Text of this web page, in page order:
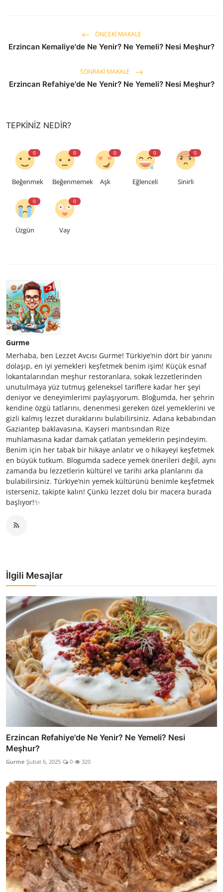
ÖNCEKI MAKALE
Erzincan Kemaliye'de Ne Yenir? Ne Yemeli? Nesi Meşhur?
SONRAKI MAKALE
Erzincan Refahiye'de Ne Yenir? Ne Yemeli? Nesi Meşhur?
TEPKINIZ NEDIR?
0
Beğenmek
0
Beğenmemek
0
Aşk
0
Eğlenceli
0
Sinirli
0
Üzgün
0
Vay
Gurme
Merhaba, ben Lezzet Avcısı Gurme! Türkiye’nin dört bir yanını
dolaşıp, en iyi yemekleri keşfetmek benim işim! Küçük esnaf
lokantalarından meşhur restoranlara, sokak lezzetlerinden
unutulmaya yüz tutmuş geleneksel tariflere kadar her şeyi
deniyor ve deneyimlerimi paylaşıyorum. Bloğumda, her şehrin
kendine özgü tatlarını, denenmesi gereken özel yemeklerini ve
gizli kalmış lezzet duraklarını bulabilirsiniz. Adana kebabından
Gaziantep baklavasına, Kayseri mantısından Rize
muhlamasına kadar damak çatlatan yemeklerin peşindeyim.
Benim için her tabak bir hikaye anlatır ve o hikayeyi keşfetmek
en büyük tutkum. Blogumda sadece yemek önerileri değil, aynı
zamanda bu lezzetlerin kültürel ve tarihi arka planlarını da
bulabilirsiniz. Türkiye’nin yemek kültürünü benimle keşfetmek
isterseniz, takipte kalın! Çünkü lezzet dolu bir macera burada
başlıyor!✨
İlgili Mesajlar
Erzincan Refahiye'de Ne Yenir? Ne Yemeli? Nesi
Meşhur?
Gurme Şubat 6, 2025 0 320